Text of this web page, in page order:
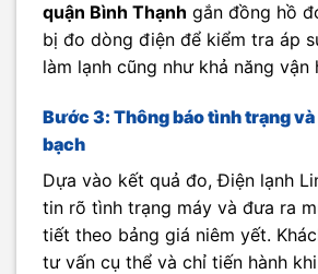
quận Bình Thạnh gắn đồng hồ
bị đo dòng điện để kiểm tra áp
làm lạnh cũng như khả năng vận
Bước 3: Thông báo tình trạng
bạch
Dựa vào kết quả đo, Điện lạnh
tin rõ tình trạng máy và đưa ra
tiết theo bảng giá niêm yết.
tư vấn cụ thể và chỉ tiến hành